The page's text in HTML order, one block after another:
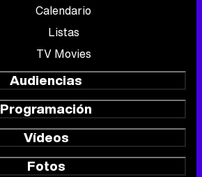
Calendario
Listas
TV Movies
Audiencias
Programación
Vídeos
Fotos